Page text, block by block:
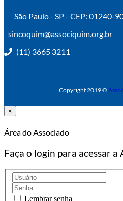
São Paulo - SP - CEP: 01240-
sincoquim@associquim.org.br
(11) 3665 3211
Copyright 2019 ©
×
Área do Associado
Faça o login para acessar a
Lembrar senha